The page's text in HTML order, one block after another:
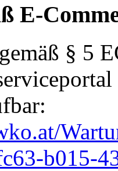
E-
§ 5
b015-